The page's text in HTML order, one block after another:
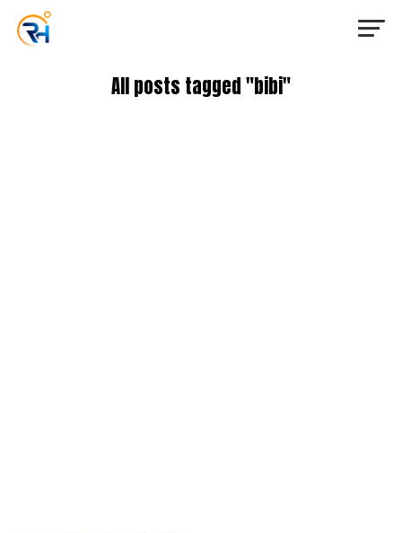
All posts tagged "bibi"